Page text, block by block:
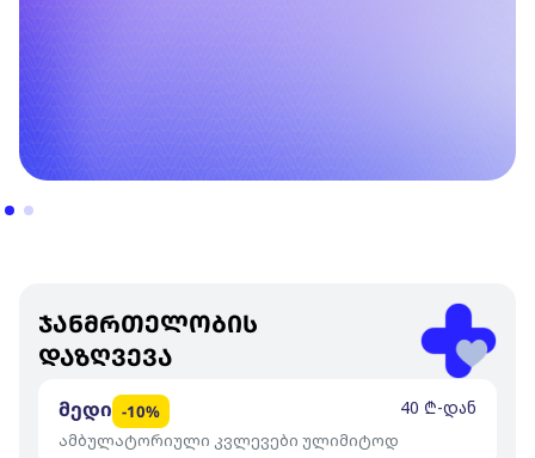
ჯანმრთელობის
დაზღვევა
მედი -10% 40 ₾-დან
ამბულატორიული კვლევები ულიმიტოდ